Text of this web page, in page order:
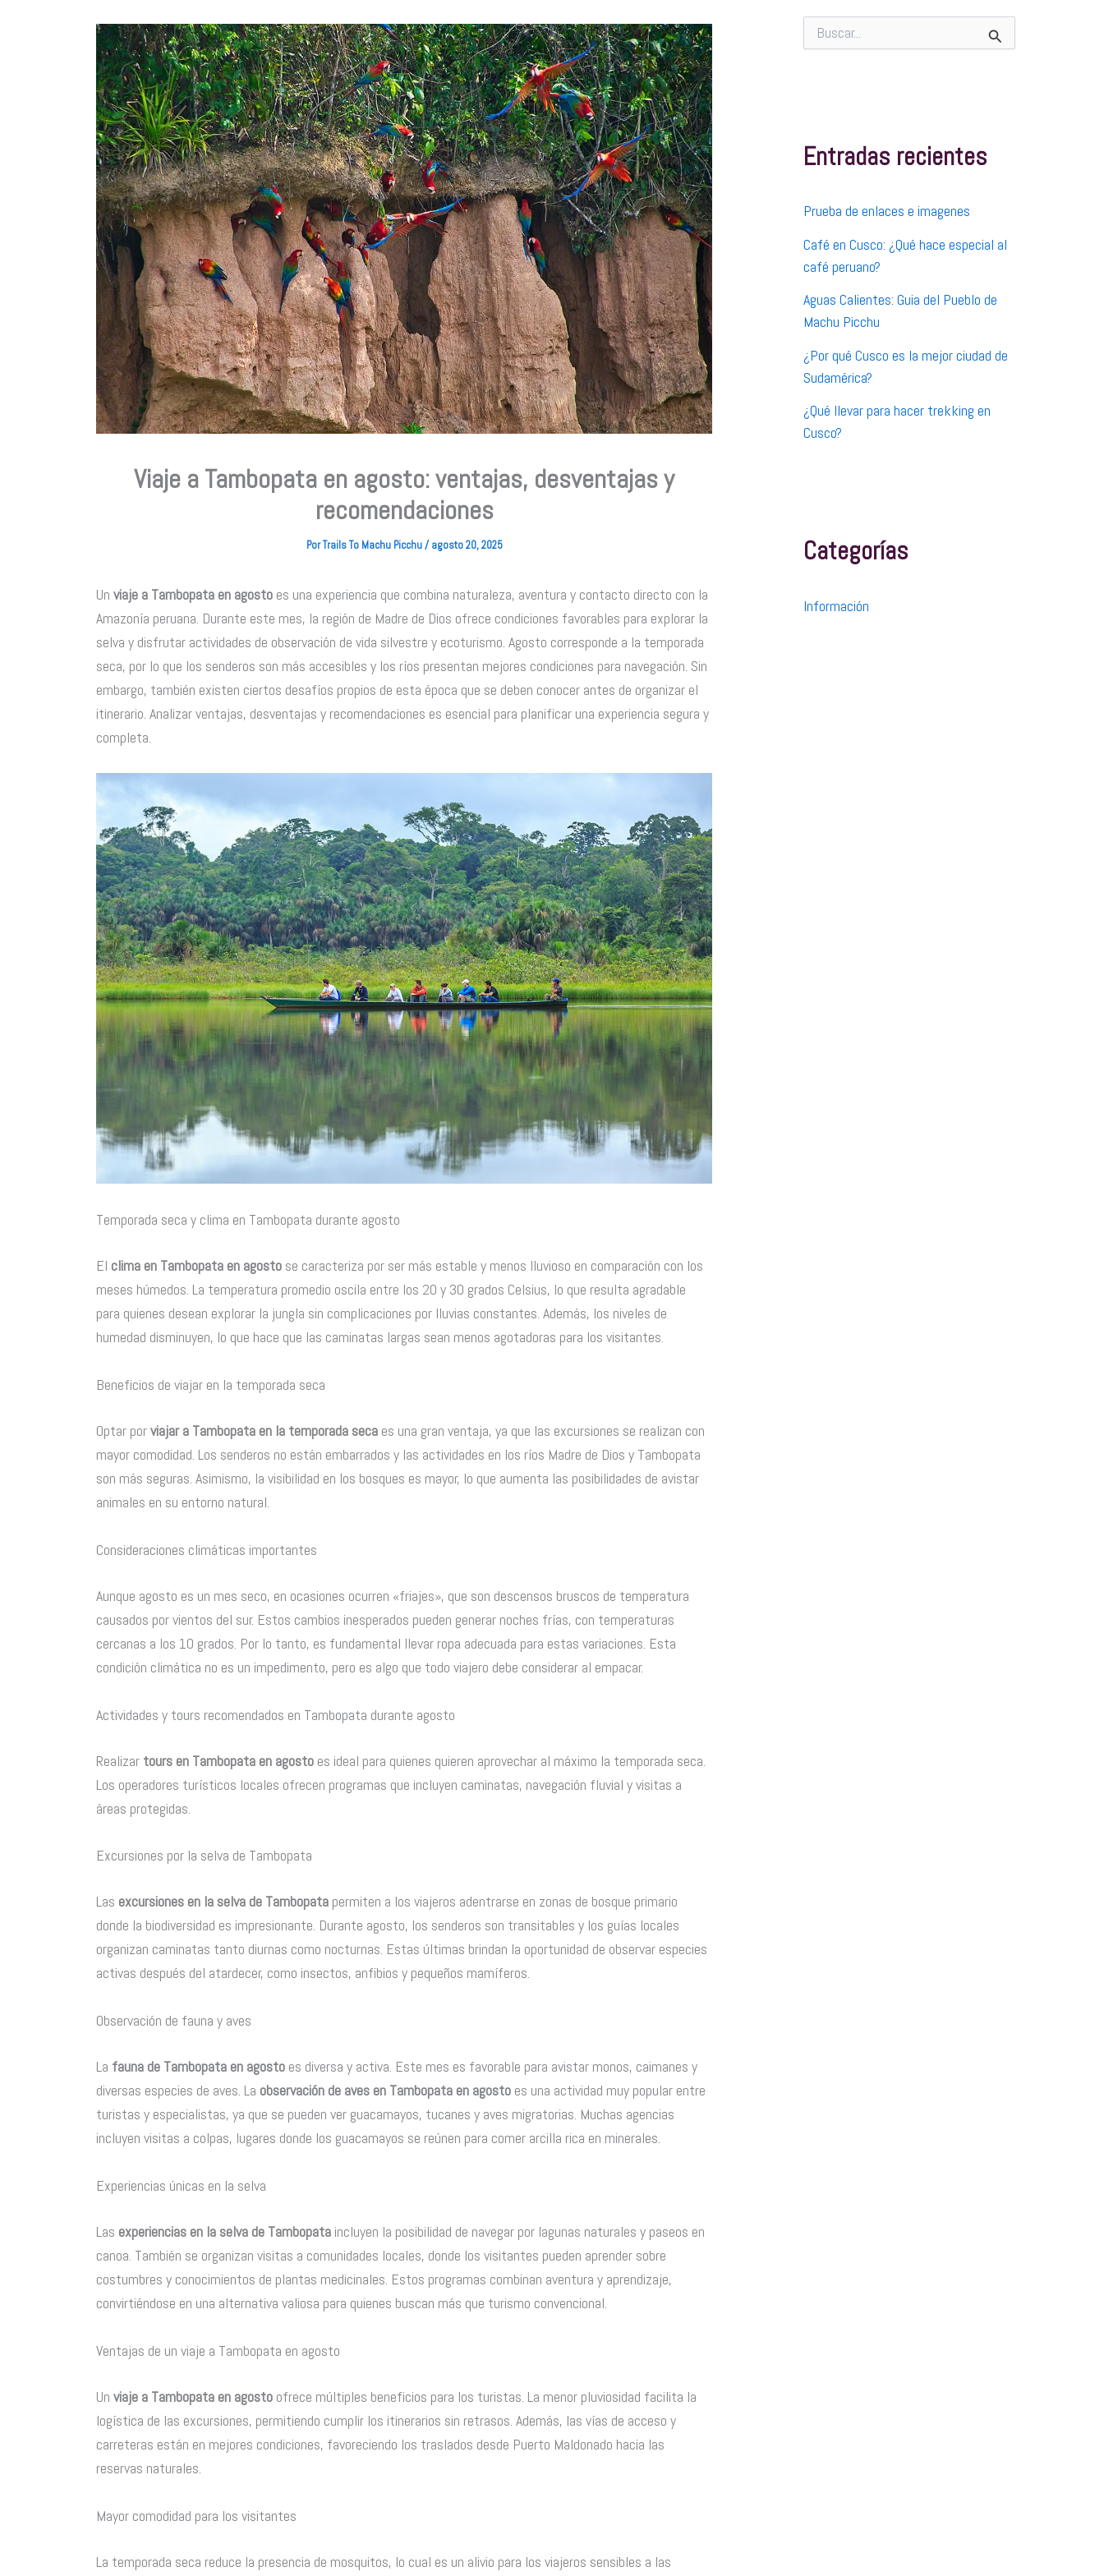
Viaje a Tambopata en agosto: ventajas, desventajas y
recomendaciones
PorTrails To Machu Picchu/agosto 20, 2025
Un viaje a Tambopata en agosto es una experiencia que combina naturaleza, aventura y contacto directo con la
Amazonía peruana. Durante este mes, la región de Madre de Dios ofrece condiciones favorables para explorar la
selva y disfrutar actividades de observación de vida silvestre y ecoturismo. Agosto corresponde a la temporada
seca, por lo que los senderos son más accesibles y los ríos presentan mejores condiciones para navegación. Sin
embargo, también existen ciertos desafíos propios de esta época que se deben conocer antes de organizar el
itinerario. Analizar ventajas, desventajas y recomendaciones es esencial para planificar una experiencia segura y
completa.
Temporada seca y clima en Tambopata durante agosto
El clima en Tambopata en agosto se caracteriza por ser más estable y menos lluvioso en comparación con los
meses húmedos. La temperatura promedio oscila entre los 20 y 30 grados Celsius, lo que resulta agradable
para quienes desean explorar la jungla sin complicaciones por lluvias constantes. Además, los niveles de
humedad disminuyen, lo que hace que las caminatas largas sean menos agotadoras para los visitantes.
Beneficios de viajar en la temporada seca
Optar porviajar a Tambopata en la temporada seca es una gran ventaja, ya que las excursiones se realizan con
mayor comodidad. Los senderos no están embarrados y las actividades en los ríos Madre de Dios y Tambopata
son más seguras. Asimismo, la visibilidad en los bosques es mayor, lo que aumenta las posibilidades de avistar
animales en su entorno natural.
Consideraciones climáticas importantes
Aunque agosto es un mes seco, en ocasiones ocurren «friajes», que son descensos bruscos de temperatura
causados por vientos del sur. Estos cambios inesperados pueden generar noches frías, con temperaturas
cercanas a los 10 grados. Por lo tanto, es fundamental llevar ropa adecuada para estas variaciones. Esta
condición climática no es un impedimento, pero es algo que todo viajero debe considerar al empacar.
Actividades y tours recomendados en Tambopata durante agosto
Realizar tours en Tambopata en agosto es ideal para quienes quieren aprovechar al máximo la temporada seca.
Los operadores turísticos locales ofrecen programas que incluyen caminatas, navegación fluvial y visitas a
áreas protegidas.
Excursiones por la selva de Tambopata
Las excursiones en la selva de Tambopata permiten a los viajeros adentrarse en zonas de bosque primario
donde la biodiversidad es impresionante. Durante agosto, los senderos son transitables y los guías locales
organizan caminatas tanto diurnas como nocturnas. Estas últimas brindan la oportunidad de observar especies
activas después del atardecer, como insectos, anfibios y pequeños mamíferos.
Observación de fauna y aves
La fauna de Tambopata en agosto es diversa y activa. Este mes es favorable para avistar monos, caimanes y
diversas especies de aves. La observación de aves en Tambopata en agosto es una actividad muy popular entre
turistas y especialistas, ya que se pueden ver guacamayos, tucanes y aves migratorias. Muchas agencias
incluyen visitas a colpas, lugares donde los guacamayos se reúnen para comer arcilla rica en minerales.
Experiencias únicas en la selva
Las experiencias en la selva de Tambopata incluyen la posibilidad de navegar por lagunas naturales y paseos en
canoa. También se organizan visitas a comunidades locales, donde los visitantes pueden aprender sobre
costumbres y conocimientos de plantas medicinales. Estos programas combinan aventura y aprendizaje,
convirtiéndose en una alternativa valiosa para quienes buscan más que turismo convencional.
Ventajas de un viaje a Tambopata en agosto
Un viaje a Tambopata en agosto ofrece múltiples beneficios para los turistas. La menor pluviosidad facilita la
logística de las excursiones, permitiendo cumplir los itinerarios sin retrasos. Además, las vías de acceso y
carreteras están en mejores condiciones, favoreciendo los traslados desde Puerto Maldonado hacia las
reservas naturales.
Mayor comodidad para los visitantes
La temporada seca reduce la presencia de mosquitos, lo cual es un alivio para los viajeros sensibles a las
u
o
rEntradas recientes
Prueba de enlaces e imagenes
Café en Cusco: ¿Qué hace especial al
café peruano?
Aguas Calientes: Guia del Pueblo de
Machu Picchu
¿Por qué Cusco es la mejor ciudad de
Sudamérica?
¿Qué llevar para hacer trekking en
Cusco?
Categorías
Información